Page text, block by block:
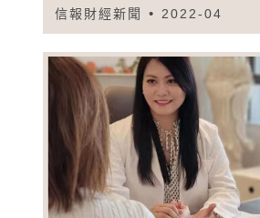
信報財經新聞 2022-04